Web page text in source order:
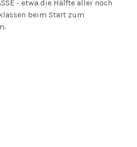
- etwa die Hälfte aller noch
beim Start zum